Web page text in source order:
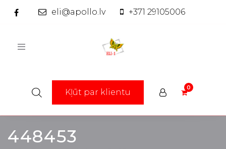
eli@apollo.lv +371 29105006
Toggle
Kļūt par klientu
448453